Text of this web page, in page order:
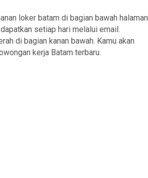
loker batam di bagian bawah halaman
setiap hari melalui email.
di bagian kanan bawah. Kamu akan
kerja Batam terbaru.